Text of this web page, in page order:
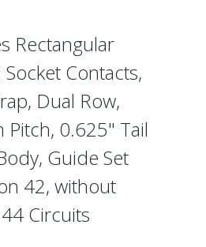
Rectangular
Contacts,
Dual Row,
0.625" Tail
Guide Set
42, without
Circuits